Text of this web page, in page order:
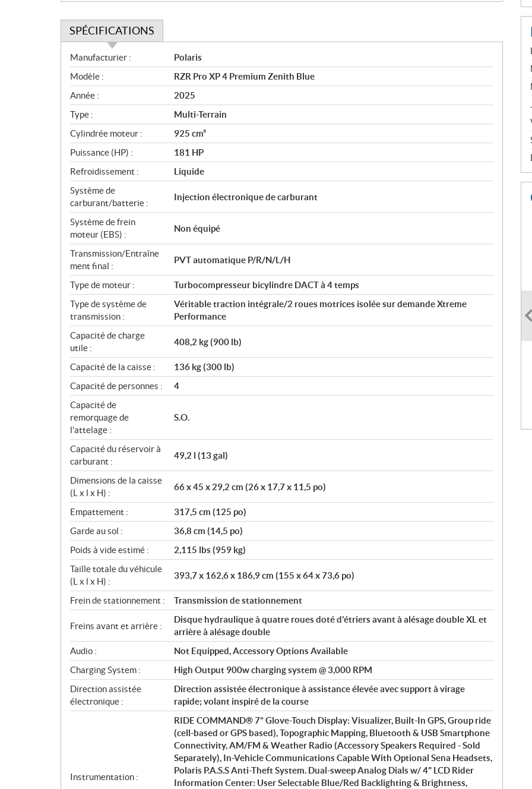
SPÉCIFICATIONS
S
p
é
c
i
f
i
c
a
t
i
o
n
s
Manufacturier :
Polaris
Modèle :
RZR Pro XP 4 Premium Zenith Blue
Année :
2025
Type :
Multi-Terrain
Cylindrée moteur :
925 cm³
Puissance (HP) :
181 HP
Refroidissement :
Liquide
Système de
carburant/batterie :
Injection électronique de carburant
Système de frein
moteur (EBS) :
Non équipé
Transmission/Entraîne
ment final :
PVT automatique P/R/N/L/H
Type de moteur :
Turbocompresseur bicylindre DACT à 4 temps
Type de système de
transmission :
Véritable traction intégrale/2 roues motrices isolée sur demande Xtreme
Performance
Capacité de charge
utile :
408,2 kg (900 lb)
Capacité de la caisse :
136 kg (300 lb)
Capacité de personnes :
4
Capacité de
remorquage de
l’attelage :
S.O.
Capacité du réservoir à
carburant :
49,2 l (13 gal)
Dimensions de la caisse
(L x l x H) :
66 x 45 x 29,2 cm (26 x 17,7 x 11,5 po)
Empattement :
317,5 cm (125 po)
Garde au sol :
36,8 cm (14,5 po)
Poids à vide estimé :
2,115 lbs (959 kg)
Taille totale du véhicule
(L x l x H) :
393,7 x 162,6 x 186,9 cm (155 x 64 x 73,6 po)
Frein de stationnement : Transmission de stationnement
Freins avant et arrière :
Disque hydraulique à quatre roues doté d'étriers avant à alésage double XL et
arrière à alésage double
Audio :
Not Equipped, Accessory Options Available
Charging System :
High Output 900w charging system @ 3,000 RPM
Direction assistée
électronique :
Direction assistée électronique à assistance élevée avec support à virage
rapide; volant inspiré de la course
Instrumentation :
RIDE COMMAND® 7” Glove-Touch Display: Visualizer, Built-In GPS, Group ride
(cell-based or GPS based), Topographic Mapping, Bluetooth & USB Smartphone
Connectivity, AM/FM & Weather Radio (Accessory Speakers Required - Sold
Separately), In-Vehicle Communications Capable With Optional Sena Headsets,
Polaris P.A.S.S Anti-Theft System. Dual-sweep Analog Dials w/ 4" LCD Rider
Information Center: User Selectable Blue/Red Backlighting & Brightness,